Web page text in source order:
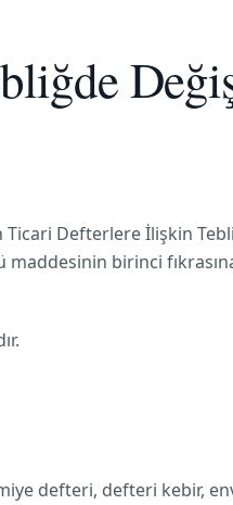
Ticari Defterlere İlişkin
birinci
defteri, defteri kebir,